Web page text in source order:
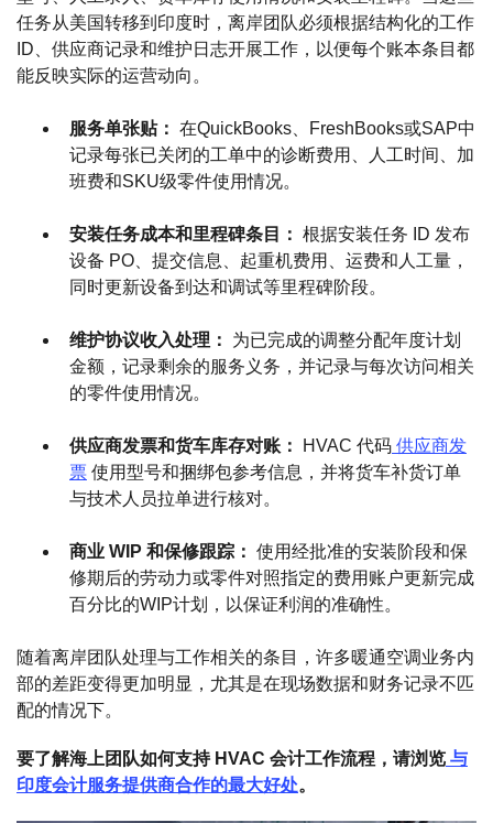
任务从美国转移到印度时，离岸团队必须根据结构化的工作
ID、供应商记录和维护日志开展工作，以便每个账本条目都
能反映实际的运营动向。
服务单张贴： 在QuickBooks、FreshBooks或SAP中
记录每张已关闭的工单中的诊断费用、人工时间、加
班费和SKU级零件使用情况。
安装任务成本和里程碑条目： 根据安装任务 ID 发布
设备 PO、提交信息、起重机费用、运费和人工量，
同时更新设备到达和调试等里程碑阶段。
维护协议收入处理： 为已完成的调整分配年度计划
金额，记录剩余的服务义务，并记录与每次访问相关
的零件使用情况。
供应商发票和货车库存对账： HVAC 代码 供应商发
票 使用型号和捆绑包参考信息，并将货车补货订单
与技术人员拉单进行核对。
商业 WIP 和保修跟踪： 使用经批准的安装阶段和保
修期后的劳动力或零件对照指定的费用账户更新完成
百分比的WIP计划，以保证利润的准确性。
随着离岸团队处理与工作相关的条目，许多暖通空调业务内
部的差距变得更加明显，尤其是在现场数据和财务记录不匹
配的情况下。
要了解海上团队如何支持 HVAC 会计工作流程，请浏览 与
印度会计服务提供商合作的最大好处。